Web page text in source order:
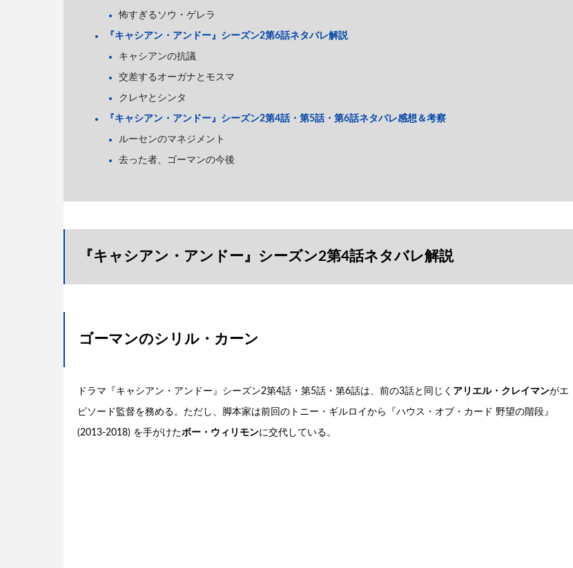
怖すぎるソウ・ゲレラ
『キャシアン・アンドー』シーズン2第6話ネタバレ解説
キャシアンの抗議
交差するオーガナとモスマ
クレヤとシンタ
『キャシアン・アンドー』シーズン2第4話・第5話・第6話ネタバレ感想＆考察
ルーセンのマネジメント
去った者、ゴーマンの今後
『キャシアン・アンドー』シーズン2第4話ネタバレ解説
ゴーマンのシリル・カーン
ドラマ『キャシアン・アンドー』シーズン2第4話・第5話・第6話は、前の3話と同じく アリエル・クレイマンがエ
ピソード監督を務める。ただし、脚本家は前回のトニー・ギルロイから『ハウス・オブ・カード 野望の階段』
(2013-2018) を手がけたボー・ウィリモンに交代している。